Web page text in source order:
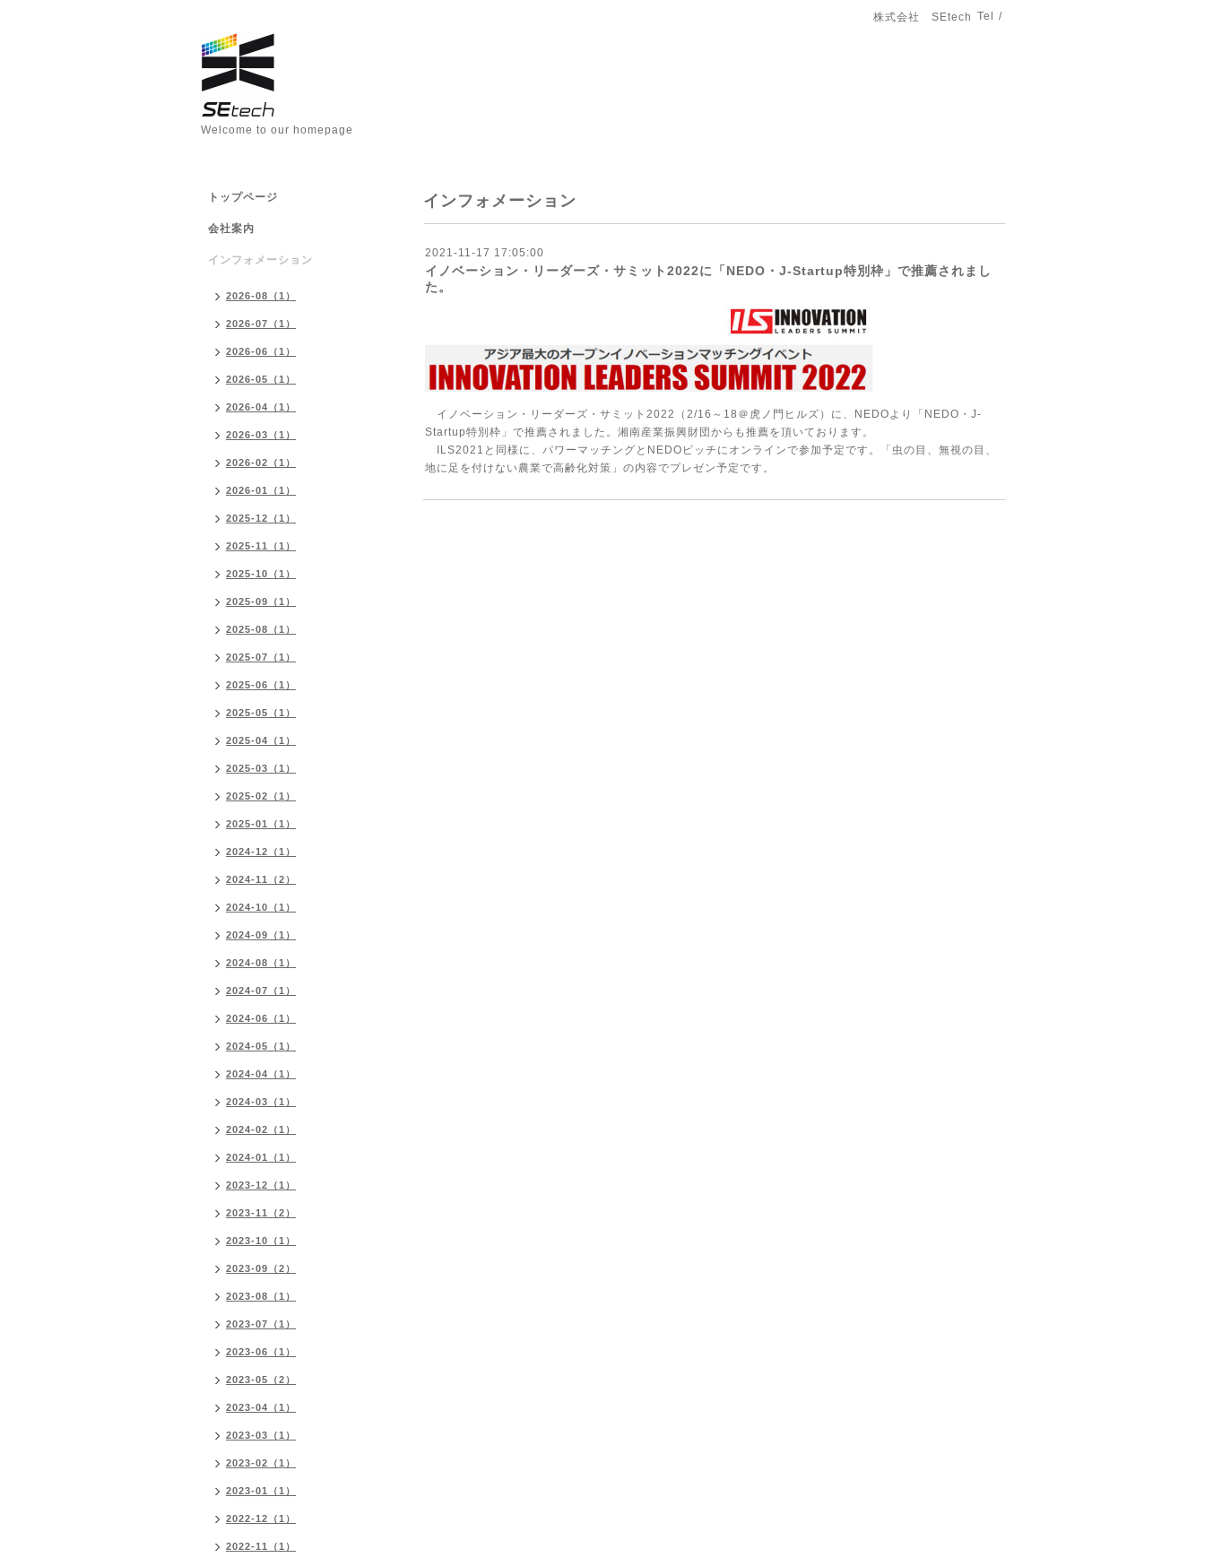
株式会社 SEtech Tel /
Welcome to our homepage
インフォメーション
2021-11-17 17:05:00
イノベーション・リーダーズ・サミット2022に「NEDO・J-Startup特別枠」で推薦されまし
た。
イノベーション・リーダーズ・サミット2022（2/16～18＠虎ノ門ヒルズ）に、NEDOより「NEDO・J-
Startup特別枠」で推薦されました。湘南産業振興財団からも推薦を頂いております。
ILS2021と同様に、パワーマッチングとNEDOピッチにオンラインで参加予定です。「虫の目、無視の目、
地に足を付けない農業で高齢化対策」の内容でプレゼン予定です。
トップページ
会社案内
インフォメーション
2026-08（1）
2026-07（1）
2026-06（1）
2026-05（1）
2026-04（1）
2026-03（1）
2026-02（1）
2026-01（1）
2025-12（1）
2025-11（1）
2025-10（1）
2025-09（1）
2025-08（1）
2025-07（1）
2025-06（1）
2025-05（1）
2025-04（1）
2025-03（1）
2025-02（1）
2025-01（1）
2024-12（1）
2024-11（2）
2024-10（1）
2024-09（1）
2024-08（1）
2024-07（1）
2024-06（1）
2024-05（1）
2024-04（1）
2024-03（1）
2024-02（1）
2024-01（1）
2023-12（1）
2023-11（2）
2023-10（1）
2023-09（2）
2023-08（1）
2023-07（1）
2023-06（1）
2023-05（2）
2023-04（1）
2023-03（1）
2023-02（1）
2023-01（1）
2022-12（1）
2022-11（1）